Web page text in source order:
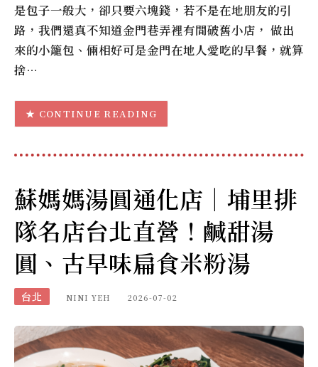
是包子一般大，卻只要六塊錢，若不是在地朋友的引
路，我們還真不知道金門巷弄裡有間破舊小店， 做出
來的小籠包、倆相好可是金門在地人愛吃的早餐，就算
捨…
CONTINUE READING
蘇媽媽湯圓通化店｜埔里排
隊名店台北直營！鹹甜湯
圓、古早味扁食米粉湯
台北 NINI YEH 2026-07-02